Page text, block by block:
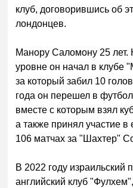
клуб, договорившись об
лондонцев.
Манору Саломону 25 лет.
уровне он начал в клубе
за который забил 10
года он перешел в
вместе с которым взял
а также принял участие в
106 матчах за "Шахтер"
В 2022 году израильский
английский клуб